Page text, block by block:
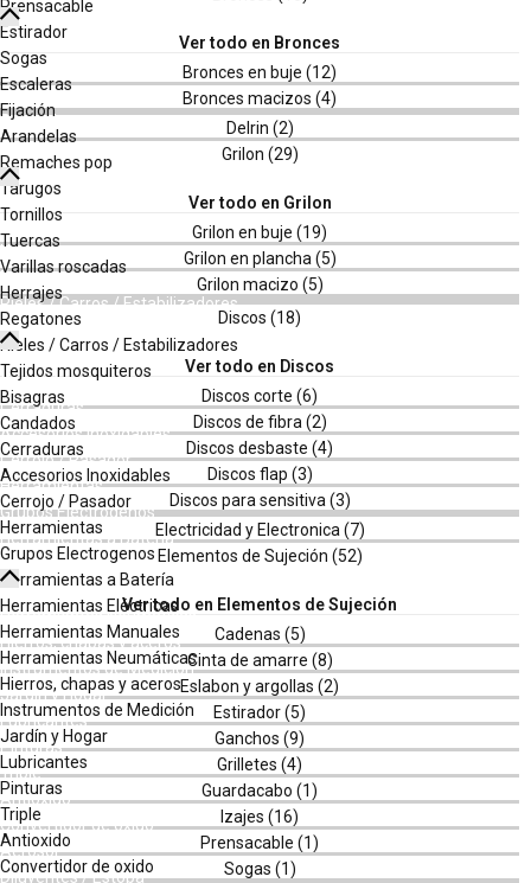
Sogas
Escaleras
Fijación
Arandelas
Remaches pop
Tarugos
Tornillos
Tuercas
Varillas roscadas
Herrajes
Regatones
Rieles / Carros / Estabilizadores
Tejidos mosquiteros
Bisagras
Candados
Cerraduras
Accesorios Inoxidables
Cerrojo / Pasador
Herramientas
Grupos Electrogenos
Herramientas a Batería
Herramientas Eléctricas
Herramientas Manuales
Herramientas Neumáticas
Hierros, chapas y aceros
Instrumentos de Medición
Jardín y Hogar
Lubricantes
Pinturas
Triple
Antioxido
Convertidor de oxido
Aerosol
Diluyentes / Estopa
Prensacable
Estirador
Sogas
Escaleras
Fijación
Arandelas
Remaches pop
Tarugos
Tornillos
Tuercas
Varillas roscadas
Herrajes
Regatones
Rieles / Carros / Estabilizadores
Tejidos mosquiteros
Bisagras
Candados
Cerraduras
Accesorios Inoxidables
Cerrojo / Pasador
Herramientas
Grupos Electrogenos
Herramientas a Batería
Herramientas Eléctricas
Herramientas Manuales
Herramientas Neumáticas
Hierros, chapas y aceros
Instrumentos de Medición
Jardín y Hogar
Lubricantes
Pinturas
Triple
Antioxido
Convertidor de oxido